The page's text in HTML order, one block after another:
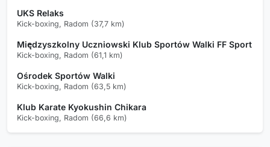
UKS Relaks
Kick-boxing, Radom (37,7 km)
Międzyszkolny Uczniowski Klub Sportów Walki FF Sport
Kick-boxing, Radom (61,1 km)
Ośrodek Sportów Walki
Kick-boxing, Radom (63,5 km)
Klub Karate Kyokushin Chikara
Kick-boxing, Radom (66,6 km)